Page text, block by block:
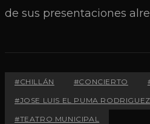
de sus presentaciones
#CHILLÁN #CONCIERTO
#JOSE LUIS EL PUMA RODRIGUEZ
#TEATRO MUNICIPAL